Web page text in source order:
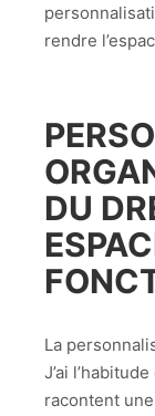
rendre
DU
La
J’ai
racontent